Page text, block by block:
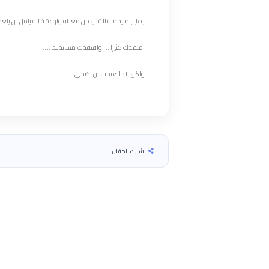
وعلى مايحمله القلب من معانه ولوعة فانه يامل ان ينعم
افتقدك كثيرا ... وافتقدت مساندتك ....
ولكن لاجلك يجب ان اضحي ....
شارك المقال: